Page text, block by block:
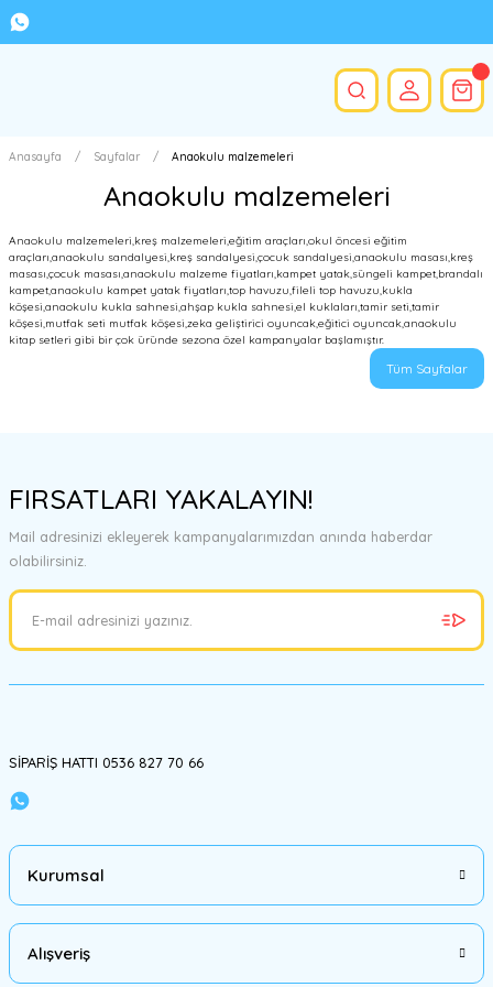
Anasayfa Sayfalar Anaokulu malzemeleri
Anaokulu malzemeleri
Anaokulu malzemeleri,kreş malzemeleri,eğitim araçları,okul öncesi eğitim
araçları,anaokulu sandalyesi,kreş sandalyesi,çocuk sandalyesi,anaokulu masası,kreş
masası,çocuk masası,anaokulu malzeme fiyatları,kampet yatak,süngeli kampet,brandalı
kampet,anaokulu kampet yatak fiyatları,top havuzu,fileli top havuzu,kukla
köşesi,anaokulu kukla sahnesi,ahşap kukla sahnesi,el kuklaları,tamir seti,tamir
köşesi,mutfak seti mutfak köşesi,zeka geliştirici oyuncak,eğitici oyuncak,anaokulu
kitap setleri gibi bir çok üründe sezona özel kampanyalar başlamıştır.
Tüm Sayfalar
FIRSATLARI YAKALAYIN!
Mail adresinizi ekleyerek kampanyalarımızdan anında haberdar
olabilirsiniz.
SİPARİŞ HATTI 0536 827 70 66
Kurumsal
Alışveriş